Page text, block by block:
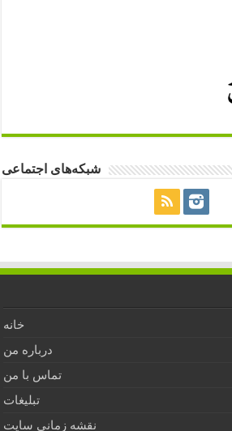
شبکه‌های اجتماعی
خانه
درباره من
تماس با من
تبلیغات
نقشه زمانی سایت